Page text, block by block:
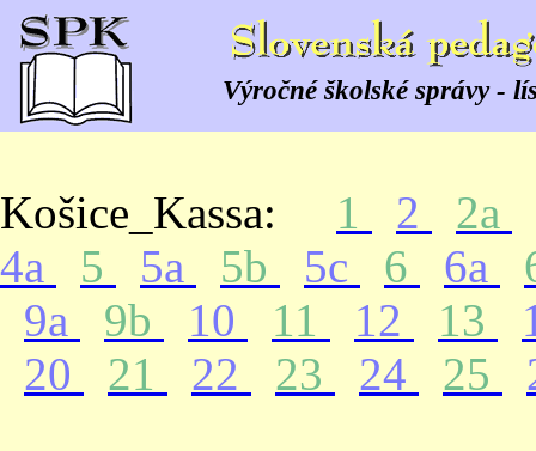
Výročné školské správy -
Košice_Kassa: 1 2
2a
4a
5 5a 5b 5c 6 6a
9a
9b 10 11 12 13
20
21 22 23 24 25